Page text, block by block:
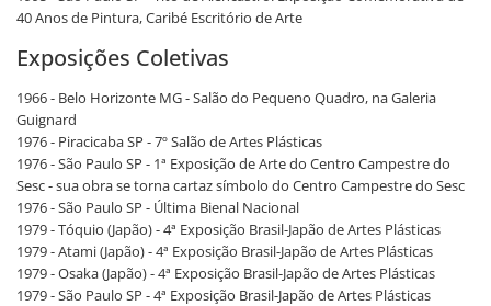
40 Anos de Pintura, Caribé Escritório de Arte
Exposições Coletivas
1966 - Belo Horizonte MG - Salão do Pequeno Quadro, na Galeria
Guignard
1976 - Piracicaba SP - 7º Salão de Artes Plásticas
1976 - São Paulo SP - 1ª Exposição de Arte do Centro Campestre do
Sesc - sua obra se torna cartaz símbolo do Centro Campestre do Sesc
1976 - São Paulo SP - Última Bienal Nacional
1979 - Tóquio (Japão) - 4ª Exposição Brasil-Japão de Artes Plásticas
1979 - Atami (Japão) - 4ª Exposição Brasil-Japão de Artes Plásticas
1979 - Osaka (Japão) - 4ª Exposição Brasil-Japão de Artes Plásticas
1979 - São Paulo SP - 4ª Exposição Brasil-Japão de Artes Plásticas